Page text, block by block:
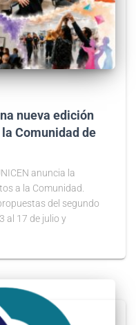
nueva edición
Comunidad de
anuncia la
a la Comunidad.
del segundo
al 17 de julio y